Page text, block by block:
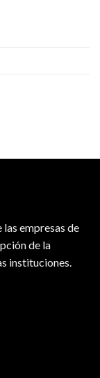
empresas de
de la
instituciones.